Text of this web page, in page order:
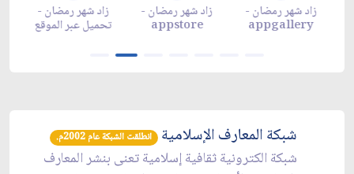
زاد شهر رمضان -
تحميل عبر الموقع
زاد شهر رمضان -
appstore
زاد شهر رمضان -
appgallery
شبكة المعارف الإسلامية انطلقت الشبكة عام 2002م.
شبكة الكترونية ثقافية إسلامية تعنى بنشر المعارف